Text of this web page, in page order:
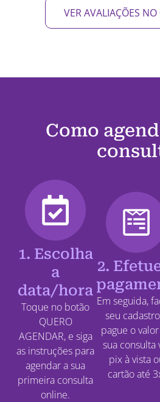
VER AVALIAÇÕES
Como
1. Escolha
a
data/hora
Toque no botão
QUERO
AGENDAR, e siga
as instruções para
agendar a sua
primeira consulta
online.
2.
Em seguida,
seu
pague o
sua consulta
pix à vista
cartão até